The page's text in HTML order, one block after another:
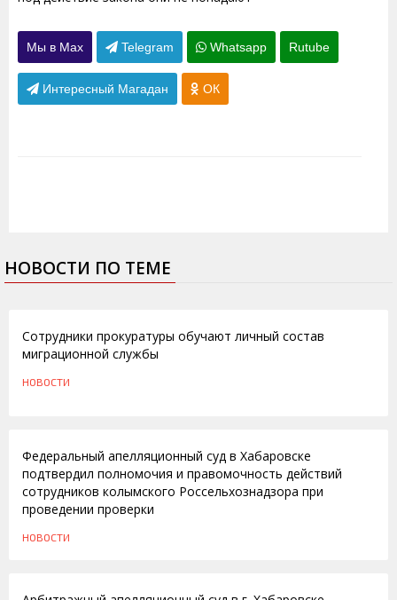
Мы в Max Telegram Whatsapp Rutube
Интересный Магадан ОК
НОВОСТИ ПО ТЕМЕ
Сотрудники прокуратуры обучают личный состав
миграционной службы
НОВОСТИ
Федеральный апелляционный суд в Хабаровске
подтвердил полномочия и правомочность действий
сотрудников колымского Россельхознадзора при
проведении проверки
НОВОСТИ